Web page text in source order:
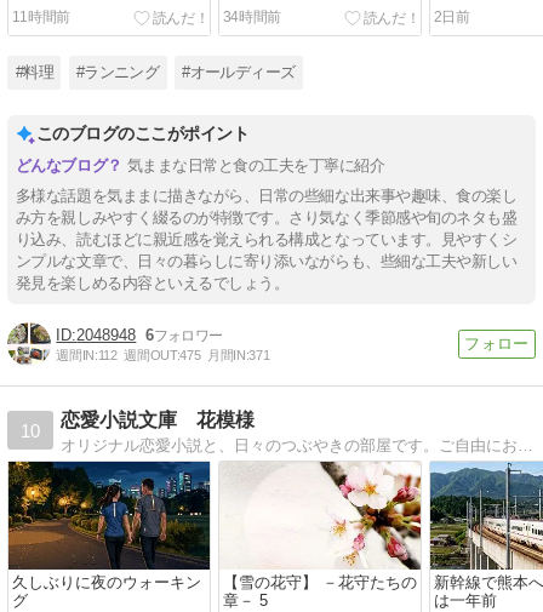
11時間前 34時間前 2日前
#料理 #ランニング #オールディーズ
このブログのここがポイント
気ままな日常と食の工夫を丁寧に紹介
多様な話題を気ままに描きながら、日常の些細な出来事や趣味、食の楽し
み方を親しみやすく綴るのが特徴です。さり気なく季節感や旬のネタも盛
り込み、読むほどに親近感を覚えられる構成となっています。見やすくシ
ンプルな文章で、日々の暮らしに寄り添いながらも、些細な工夫や新しい
発見を楽しめる内容といえるでしょう。
2048948 6
週間IN:112 週間OUT:475 月間IN:371
10
恋愛小説文庫 花模様
久しぶりに夜のウォーキン
グ
【雪の花守】 －花守たちの
章－ 5
新幹線で熊本
は一年前